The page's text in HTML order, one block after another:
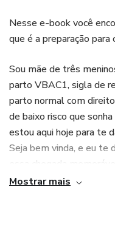
Nesse e-book você
que é a preparação
Sou mãe de três
parto VBAC1, sigla de
parto normal com
de baixo risco que
estou aqui hoje para te
Seja bem vinda, e eu te
essa chegada
Mostrar mais